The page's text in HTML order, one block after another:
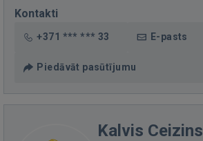
Kontakti
+371 *** *** 33 E-pasts
Piedāvāt pasūtījumu
Kalvis Ceizins